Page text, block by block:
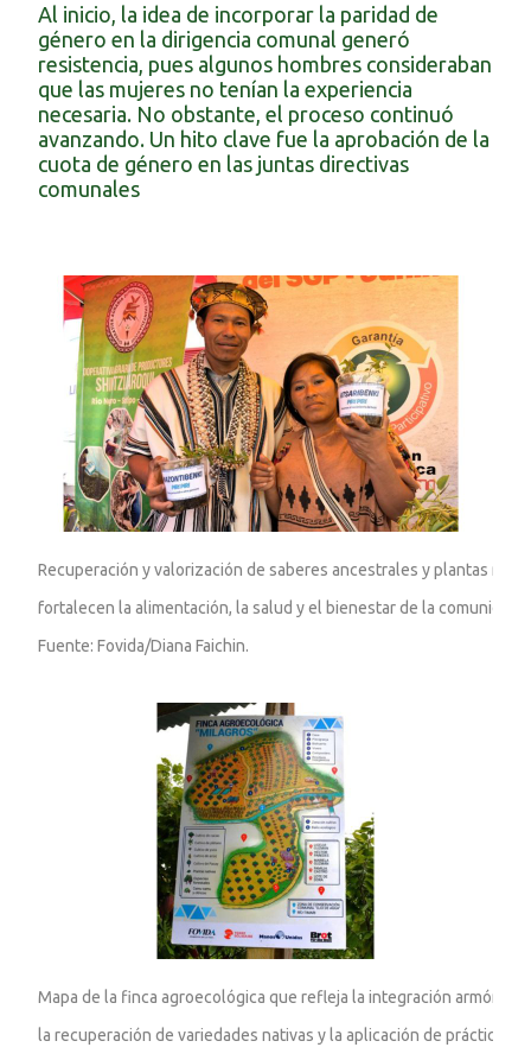
Al inicio, la idea de incorporar la paridad de
género en la dirigencia comunal generó
resistencia, pues algunos hombres consideraban
que las mujeres no tenían la experiencia
necesaria. No obstante, el proceso continuó
avanzando. Un hito clave fue la aprobación de la
cuota de género en las juntas directivas
comunales
Recuperación y valorización de saberes ancestrales y plantas
fortalecen la alimentación, la salud y el bienestar de la comunidad.
Fuente: Fovida/Diana Faichin.
Mapa de la finca agroecológica que refleja la integración armónica
la recuperación de variedades nativas y la aplicación de prácticas